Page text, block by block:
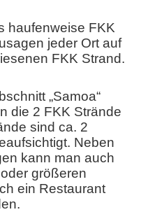
haufenweise FKK
jeder Ort auf
FKK Strand.
„Samoa“
die 2 FKK Strände
sind ca. 2
Neben
kann man auch
größeren
ein Restaurant